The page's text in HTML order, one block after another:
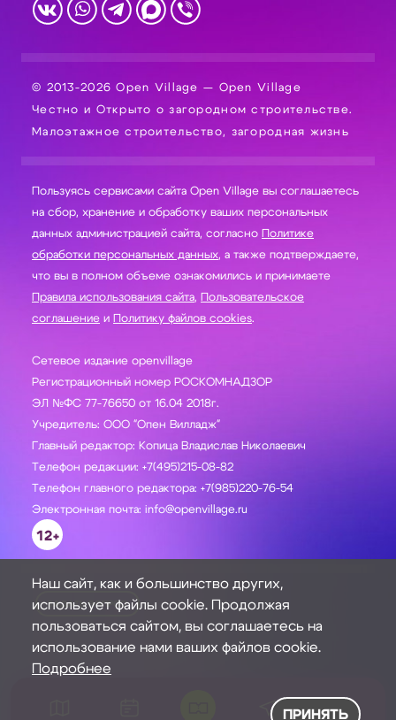
© 2013-2026 Open Village — Open Village
Честно и Открыто о загородном строительстве.
Малоэтажное строительство, загородная жизнь
Пользуясь сервисами сайта Open Village вы соглашаетесь
на сбор, хранение и обработку ваших персональных
данных администрацией сайта, согласно Политике
обработки персональных данных, а также подтверждаете,
что вы в полном объеме ознакомились и принимаете
Правила использования сайта, Пользовательское
соглашение и Политику файлов cookies.
Сетевое издание openvillage
Регистрационный номер РОСКОМНАДЗОР
ЭЛ №ФС 77-76650 от 16.04 2018г.
Учредитель: ООО "Опен Вилладж"
Главный редактор: Копица Владислав Николаевич
Телефон редакции: +7(495)215-08-82
Телефон главного редактора: +7(985)220-76-54
Электронная почта: info@openvillage.ru
12+
ЗАДАТЬ ВОПРОС
Наш сайт, как и большинство других,
использует файлы cookie. Продолжая
пользоваться сайтом, вы соглашаетесь на
использование нами ваших файлов cookie.
Подробнее
ПРИНЯТЬ